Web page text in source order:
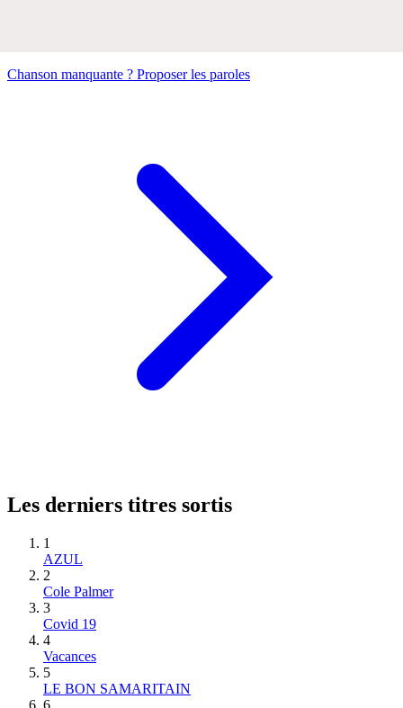
Chanson manquante ? Proposer les paroles
Les derniers titres sortis
1
AZUL
2
Cole Palmer
3
Covid 19
4
Vacances
5
LE BON SAMARITAIN
6